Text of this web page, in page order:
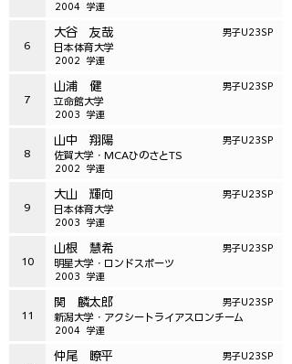
学連
2004
6
大谷 友哉
日本体育大学
男子U23SP
学連
2002
7
山浦 健
立命館大学
男子U23SP
学連
2003
8
山中 翔陽
佐賀大学・MCAひのさとTS
男子U23SP
学連
2002
9
大山 輝向
日本体育大学
男子U23SP
学連
2003
10
山根 慧希
明星大学・ロンドスポーツ
男子U23SP
学連
2003
11
関 麟太郎
新潟大学・アクシートライアスロンチーム
男子U23SP
学連
2004
仲尾 瞭平 男子U23SP